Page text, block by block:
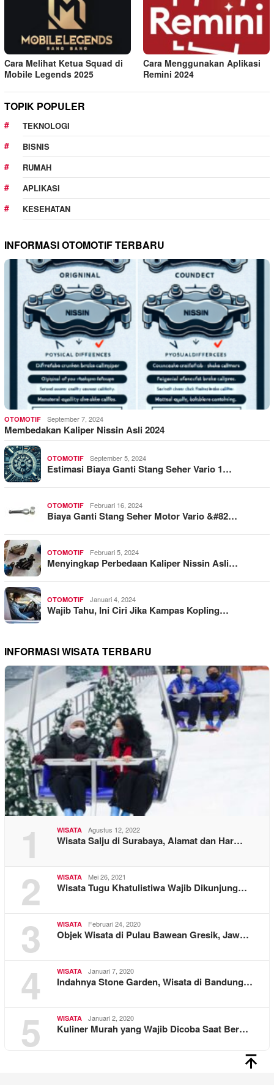
Cara Melihat Ketua Squad di
Mobile Legends 2025
Cara Menggunakan Aplikasi
Remini 2024
TOPIK POPULER
TEKNOLOGI
BISNIS
RUMAH
APLIKASI
KESEHATAN
INFORMASI OTOMOTIF TERBARU
OTOMOTIF September 7, 2024
Membedakan Kaliper Nissin Asli 2024
OTOMOTIF September 5, 2024
Estimasi Biaya Ganti Stang Seher Vario 1…
OTOMOTIF Februari 16, 2024
Biaya Ganti Stang Seher Motor Vario &#82…
OTOMOTIF Februari 5, 2024
Menyingkap Perbedaan Kaliper Nissin Asli…
OTOMOTIF Januari 4, 2024
Wajib Tahu, Ini Ciri Jika Kampas Kopling…
INFORMASI WISATA TERBARU
1 WISATA Agustus 12, 2022
Wisata Salju di Surabaya, Alamat dan Har…
2 WISATA Mei 26, 2021
Wisata Tugu Khatulistiwa Wajib Dikunjung…
3 WISATA Februari 24, 2020
Objek Wisata di Pulau Bawean Gresik, Jaw…
4 WISATA Januari 7, 2020
Indahnya Stone Garden, Wisata di Bandung…
5 WISATA Januari 2, 2020
Kuliner Murah yang Wajib Dicoba Saat Ber…